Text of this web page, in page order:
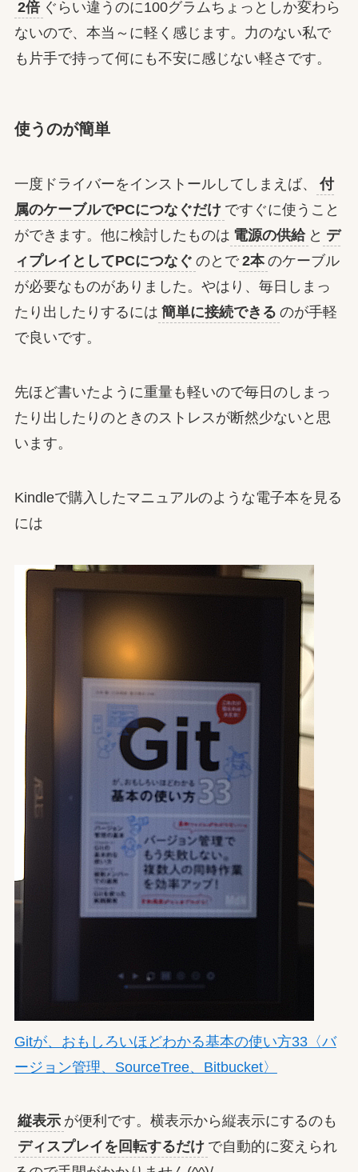
2倍 ぐらい違うのに100グラムちょっとしか変わら
ないので、本当～に軽く感じます。力のない私で
も片手で持って何にも不安に感じない軽さです。
使うのが簡単
一度ドライバーをインストールしてしまえば、
付
属のケーブルでPCにつなぐだけ ですぐに使うこと
ができます。他に検討したものは 電源の供給 と デ
ィプレイとしてPCにつなぐ のとで 2本 のケーブル
が必要なものがありました。やはり、毎日しまっ
たり出したりするには 簡単に接続できる のが手軽
で良いです。
先ほど書いたように重量も軽いので毎日のしまっ
たり出したりのときのストレスが断然少ないと思
います。
Kindleで購入したマニュアルのような電子本を見る
には
Gitが、おもしろいほどわかる基本の使い方33〈バ
ージョン管理、SourceTree、Bitbucket〉
縦表示 が便利です。横表示から縦表示にするのも
ディスプレイを回転するだけ で自動的に変えられ